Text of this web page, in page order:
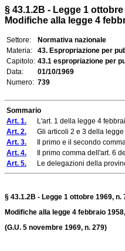
§ 43.1.2B - Legge 1 ottobre
Modifiche alla legge 4
Settore:
Normativa nazionale
Materia:
43. Espropriazione per
Capitolo: 43.1 espropriazione per
Data:
01/10/1969
Numero: 739
Sommario
Art. 1. L'art. 1 della legge 4
Art. 2. Gli articoli 2 e 3 della legge
Art. 3. Il primo e il secondo comma
Art. 4. Il primo comma dell'art. 6
Art. 5. Le delegazioni della
§ 43.1.2B - Legge 1 ottobre 1969, n.
Modifiche alla legge 4 febbraio
(G.U. 5 novembre 1969, n. 279)